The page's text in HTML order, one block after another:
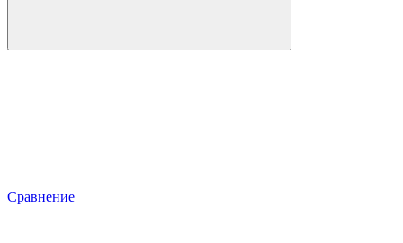
Сравнение